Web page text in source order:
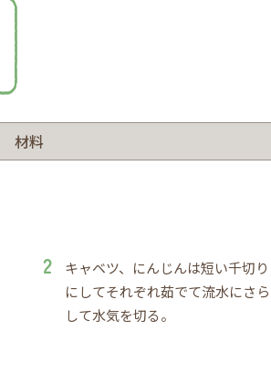
材料
キャベツ、にんじんは短い千切り
にしてそれぞれ茹でて流水にさら
して水気を切る。